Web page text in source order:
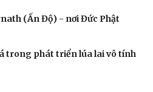
(Ấn Độ) - nơi Đức Phật
trong phát triển lúa lai vô tính